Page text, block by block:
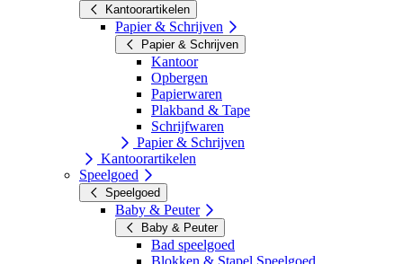
Kantoorartikelen
Papier & Schrijven
Papier & Schrijven
Kantoor
Opbergen
Papierwaren
Plakband & Tape
Schrijfwaren
Papier & Schrijven
Kantoorartikelen
Speelgoed
Speelgoed
Baby & Peuter
Baby & Peuter
Bad speelgoed
Blokken & Stapel Speelgoed